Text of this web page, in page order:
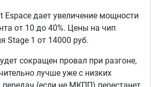
Espace дает увеличение мощности
от 10 до 40%. Цены на чип
Stage 1 от 14000 руб.
сокращен провал при разгоне,
лучше уже с низких